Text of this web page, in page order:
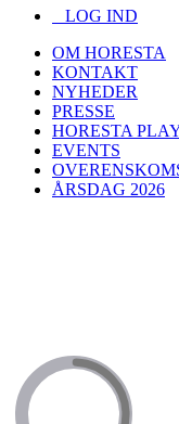
LOG IND
OM HORESTA
KONTAKT
NYHEDER
PRESSE
HORESTA
EVENTS
ÅRSDAG 2026